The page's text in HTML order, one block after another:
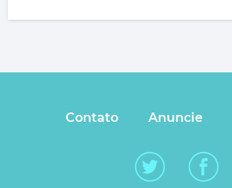
Contato Anuncie